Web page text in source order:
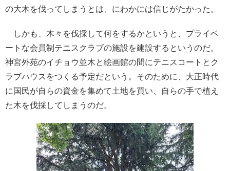
の大木を伐ってしまうとは、にわかには信じがたかった。
しかも、木々を伐採して何をするかというと、プライベ
ートな会員制テニスクラブの施設を建設するというのだ。
神宮外苑のイチョウ並木と絵画館の間にテニスコートとク
ラブハウスをつくる予定だという。そのために、大正時代
に国民が自らの資金を集めて土地を買い、自らの手で植え
た木を伐採してしまうのだ。